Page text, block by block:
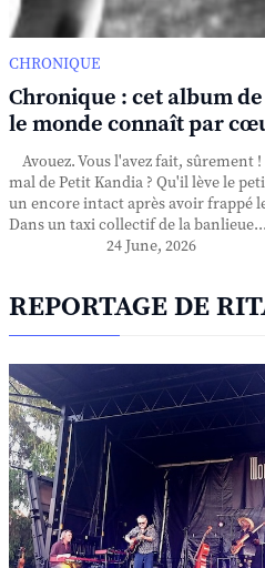
CHRONIQUE
Chronique : cet album
le monde connaît par
Avouez. Vous l'avez fait, sûrement
mal de Petit Kandia ? Qu'il lève le
un encore intact après avoir frappé
Dans un taxi collectif de la banlieue...
24 June, 2026
REPORTAGE DE